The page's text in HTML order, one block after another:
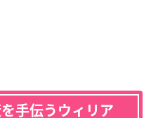
手伝うウィリア